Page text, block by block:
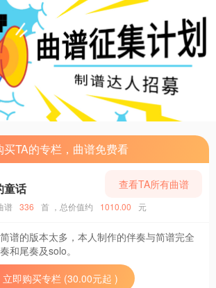
买TA的专栏，曲谱免费看
童话 查看TA所有曲谱
谱 336 首 ，总价值约 1010.00 元
谱的版本太多，本人制作的伴奏与简谱完全
和尾奏及solo。
立即购买专栏 (30.00元起 )